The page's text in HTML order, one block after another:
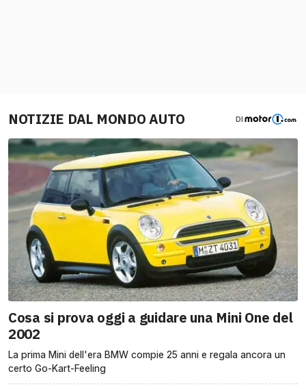
NOTIZIE DAL MONDO AUTO DI
Cosa si prova oggi a guidare una Mini One del
2002
La prima Mini dell'era BMW compie 25 anni e regala ancora un
certo Go-Kart-Feeling